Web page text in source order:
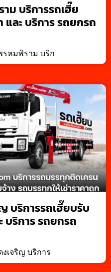
ม บริการรถเฮี๊ย
และ บริการ รถยกรถ
รหมพิราม บริก
บริการรถเฮี๊ยบรับ
บริการ รถยกรถ
งเจริญ บริการ